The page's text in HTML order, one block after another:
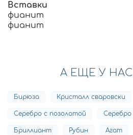
Вставки
фианит
фианит
А ЕЩЕ У НАС
Бирюза Кристалл сваровски
Серебро с позолотой Серебро
Бриллиант Рубин Агат